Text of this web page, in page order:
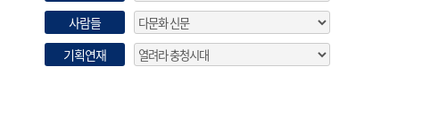
사람들
기획연재